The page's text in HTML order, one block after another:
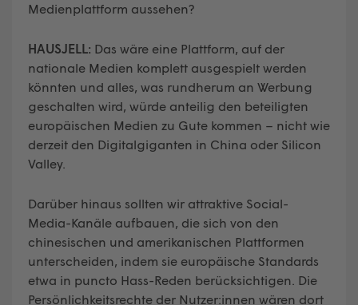
Medienplattform aussehen?
HAUSJELL: Das wäre eine Plattform, auf der
nationale Medien komplett ausgespielt werden
könnten und alles, was rundherum an Werbung
geschalten wird, würde anteilig den beteiligten
europäischen Medien zu Gute kommen – nicht wie
derzeit den Digitalgiganten in China oder Silicon
Valley.
Darüber hinaus sollten wir attraktive Social-
Media-Kanäle aufbauen, die sich von den
chinesischen und amerikanischen Plattformen
unterscheiden, indem sie europäische Standards
etwa in puncto Hass-Reden berücksichtigen. Die
Persönlichkeitsrechte der Nutzer:innen wären dort